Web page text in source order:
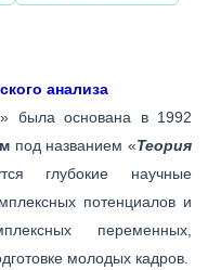
анализа
была основана в 1992
под названием «Теория
глубокие научные
потенциалов и
переменных,
молодых кадров.